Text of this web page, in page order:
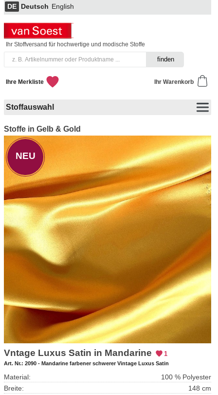
DE Deutsch English
Ihr Stoffversand für hochwertige und modische Stoffe
Ihr Warenkorb
Ihre Merkliste
Stoffauswahl
Stoffe in Gelb & Gold
NEU
Vntage Luxus Satin in Mandarine 1
Art. Nr.: 2090 - Mandarine farbener schwerer Vintage Luxus Satin
Material:
100 % Polyester
Breite:
148 cm